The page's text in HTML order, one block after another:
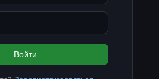
Войти